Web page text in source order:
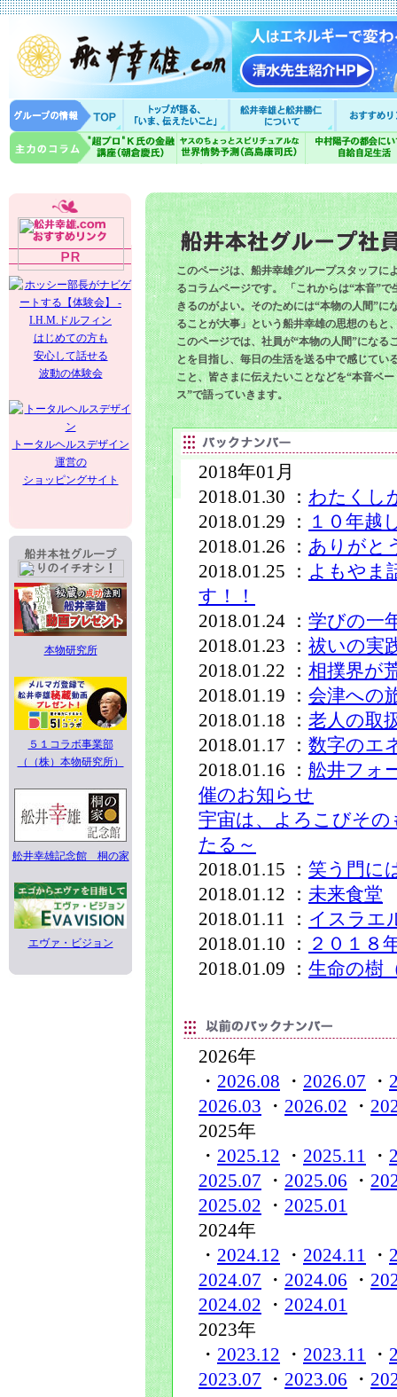
はじめての方も
安心して話せる
波動の体験会
トータルヘルスデザイン
運営の
ショッピングサイト
本物研究所
５１コラボ事業部
（（株）本物研究所）
舩井幸雄記念館 桐の家
エヴァ・ビジョン
このページは、船井幸雄グループスタッフに
るコラムページです。 「これからは“本音”で
きるのがよい。そのためには“本物の人間”に
ることが大事」という船井幸雄の思想のもと
このページでは、社員が“本物の人間”になる
とを目指し、毎日の生活を送る中で感じてい
こと、皆さまに伝えたいことなどを“本音ベー
ス”で語っていきます。
2018年01月
2018.01.30 ： わたくし
2018.01.29 ：
１０年越
2018.01.26 ： ありがと
2018.01.25 ： よもやま
す！！
2018.01.24 ： 学びの一
2018.01.23 ： 祓いの実
2018.01.22 ： 相撲界が
2018.01.19 ： 会津への
2018.01.18 ： 老人の取
2018.01.17 ： 数字のエ
2018.01.16 ： 舩井フォ
催のお知らせ
宇宙は、よろこびそ
たる～
2018.01.15 ： 笑う門に
2018.01.12 ： 未来食堂
2018.01.11 ： イスラエ
2018.01.10 ：
２０１８
2018.01.09 ： 生命の樹
2026年
・ 2026.08 ・ 2026.07 ・
2026.03 ・ 2026.02 ・
2025年
・ 2025.12 ・ 2025.11 ・
2025.07 ・ 2025.06 ・
2025.02 ・ 2025.01
2024年
・ 2024.12 ・ 2024.11 ・
2024.07 ・ 2024.06 ・
2024.02 ・ 2024.01
2023年
・ 2023.12 ・ 2023.11 ・
2023.07 ・ 2023.06 ・